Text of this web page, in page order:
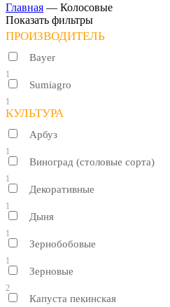
Главная — Колосовые
Показать фильтры
ПРОИЗВОДИТЕЛЬ
Bayer
1
Sumiagro
1
КУЛЬТУРА
Арбуз
1
Виноград (столовые сорта)
1
Декоративные
1
Дыня
1
Зернобобовые
1
Зерновые
2
Капуста пекинская